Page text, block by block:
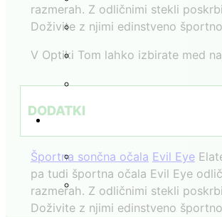
razmerah. Z odličnimi stekli
Doživite z njimi edinstveno
V Optiki Tom lahko izbirate med
DODATKI
Športna sončna očala Evil Eye
pa tudi športna očala Evil Eye
razmerah. Z odličnimi stekli
Doživite z njimi edinstveno